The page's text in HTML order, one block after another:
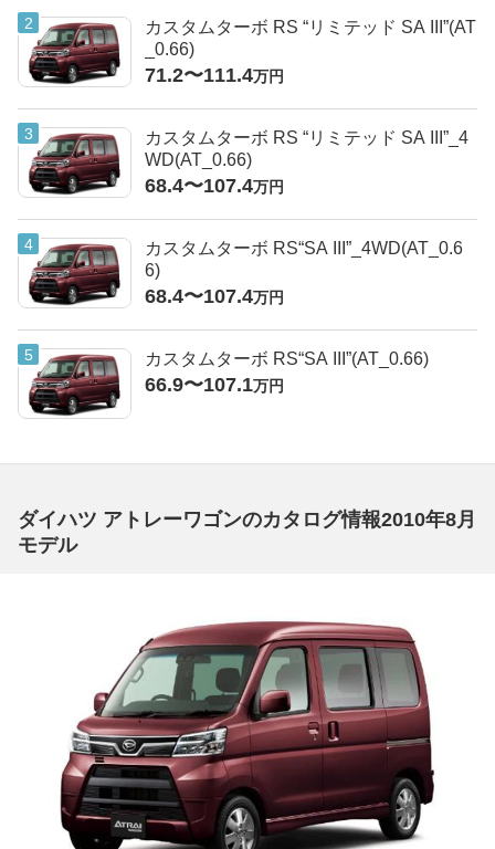
カスタムターボ RS “リミテッド SA III”(AT
_0.66)
71.2〜111.4万円
カスタムターボ RS “リミテッド SA III”_4
WD(AT_0.66)
68.4〜107.4万円
カスタムターボ RS“SA III”_4WD(AT_0.6
6)
68.4〜107.4万円
カスタムターボ RS“SA III”(AT_0.66)
66.9〜107.1万円
ダイハツ アトレーワゴンのカタログ情報2010年8月
モデル